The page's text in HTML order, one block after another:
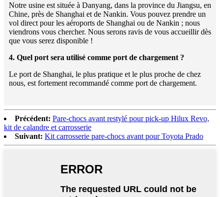
Notre usine est située à Danyang, dans la province du Jiangsu, en
Chine, près de Shanghai et de Nankin. Vous pouvez prendre un
vol direct pour les aéroports de Shanghai ou de Nankin ; nous
viendrons vous chercher. Nous serons ravis de vous accueillir dès
que vous serez disponible !
4. Quel port sera utilisé comme port de chargement ?
Le port de Shanghai, le plus pratique et le plus proche de chez
nous, est fortement recommandé comme port de chargement.
Précédent: Pare-chocs avant restylé pour pick-up Hilux Revo,
kit de calandre et carrosserie
Suivant: Kit carrosserie pare-chocs avant pour Toyota Prado